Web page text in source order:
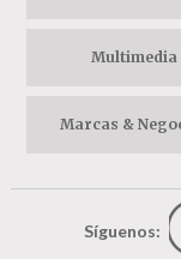
Multimedia
Marcas &
Síguenos: